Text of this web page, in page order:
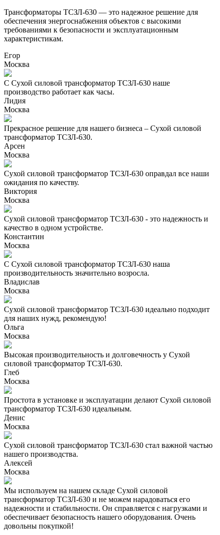
Трансформаторы ТСЗЛ-630 — это надежное решение для
обеспечения энергоснабжения объектов с высокими
требованиями к безопасности и эксплуатационным
характеристикам.
Егор
Москва
С Сухой силовой трансформатор ТСЗЛ-630 наше
производство работает как часы.
Лидия
Москва
Прекрасное решение для нашего бизнеса – Сухой силовой
трансформатор ТСЗЛ-630.
Арсен
Москва
Сухой силовой трансформатор ТСЗЛ-630 оправдал все наши
ожидания по качеству.
Виктория
Москва
Сухой силовой трансформатор ТСЗЛ-630 - это надежность и
качество в одном устройстве.
Константин
Москва
С Сухой силовой трансформатор ТСЗЛ-630 наша
производительность значительно возросла.
Владислав
Москва
Сухой силовой трансформатор ТСЗЛ-630 идеально подходит
для наших нужд, рекомендую!
Ольга
Москва
Высокая производительность и долговечность у Сухой
силовой трансформатор ТСЗЛ-630.
Глеб
Москва
Простота в установке и эксплуатации делают Сухой силовой
трансформатор ТСЗЛ-630 идеальным.
Денис
Москва
Сухой силовой трансформатор ТСЗЛ-630 стал важной частью
нашего производства.
Алексей
Москва
Мы используем на нашем складе Сухой силовой
трансформатор ТСЗЛ-630 и не можем нарадоваться его
надежности и стабильности. Он справляется с нагрузками и
обеспечивает безопасность нашего оборудования. Очень
довольны покупкой!